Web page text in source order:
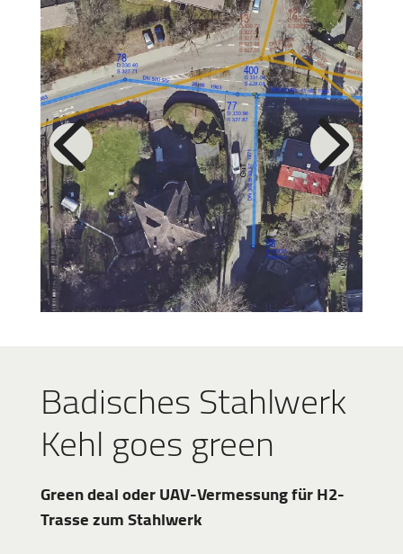
Badisches Stahlwerk
Kehl goes green
Green deal oder UAV-Vermessung für H2-
Trasse zum Stahlwerk